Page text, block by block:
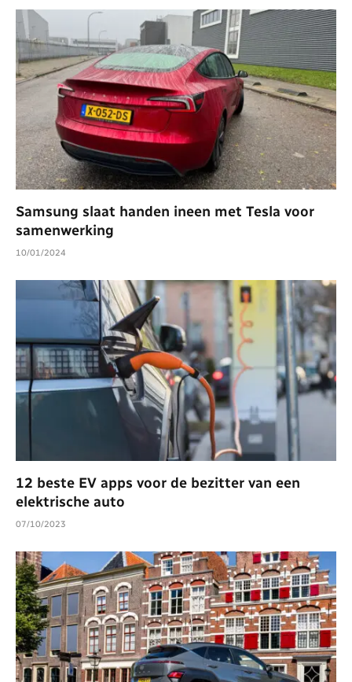
Samsung slaat handen ineen met Tesla voor
samenwerking
10/01/2024
12 beste EV apps voor de bezitter van een
elektrische auto
07/10/2023